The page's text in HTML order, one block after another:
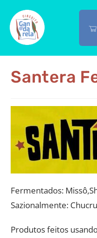
Santera
Fermentados:
Sazionalmente:
Produtos feitos